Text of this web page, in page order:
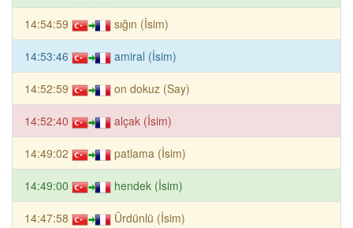
14:54:59 sığın (İsim)
14:53:46 amiral (İsim)
14:52:59 on dokuz (Say)
14:52:40 alçak (İsim)
14:49:02 patlama (İsim)
14:49:00 hendek (İsim)
14:47:58 Ürdünlü (İsim)